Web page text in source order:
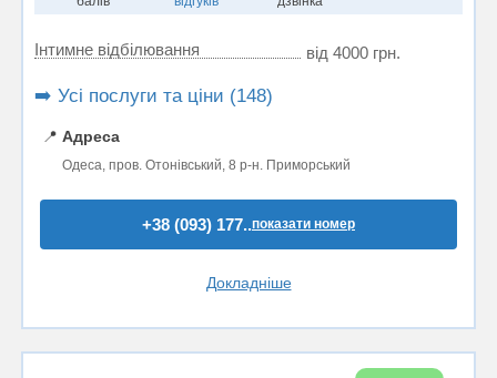
Інтимне відбілювання від 4000 грн.
➡️ Усі послуги та ціни (148)
📍 Адреса
Одеса, пров. Отонівський, 8 р-н. Приморський
+38 (093) 177..показати номер
Докладніше